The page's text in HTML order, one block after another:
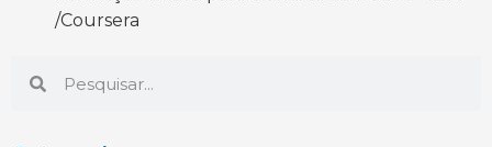
/Coursera